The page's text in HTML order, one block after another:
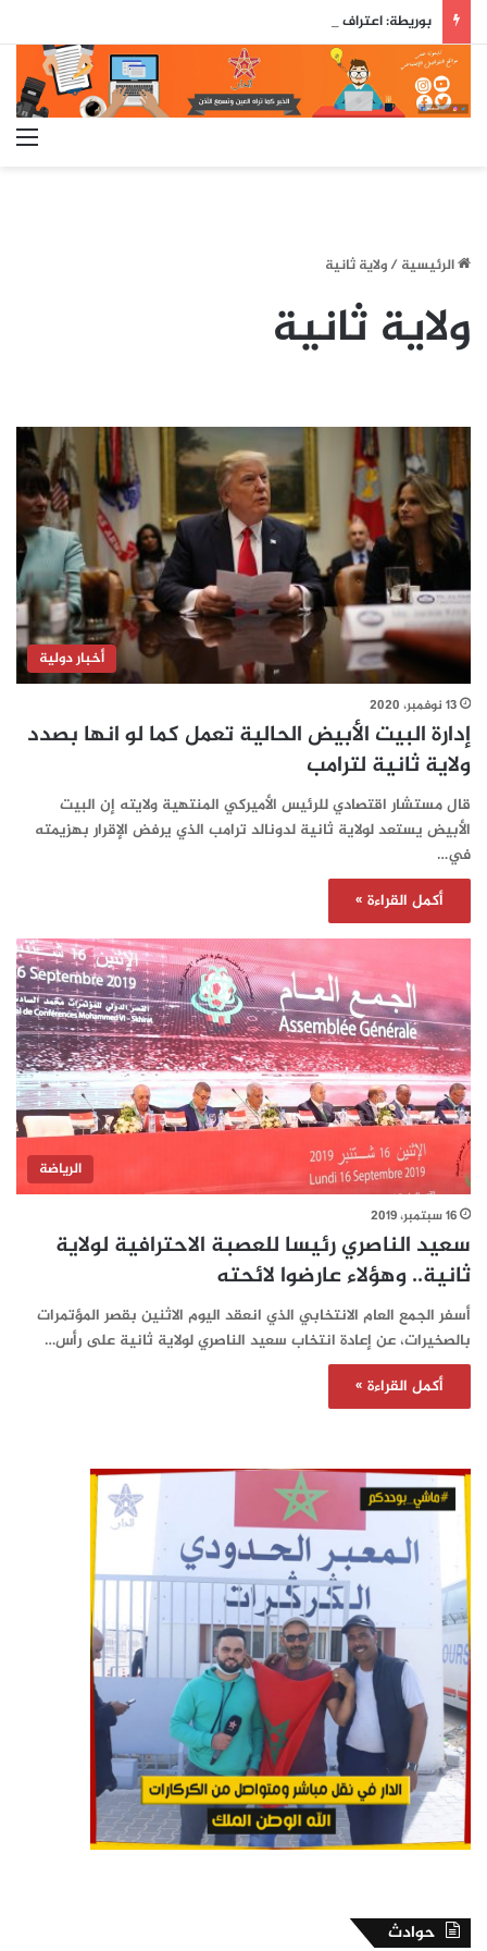
الرئيسية/ولاية ثانية
ولاية ثانية
أخبار دولية
13 نوفمبر، 2020
إدارة البيت الأبيض الحالية تعمل كما لو انها بصدد
ولاية ثانية لترامب
قال مستشار اقتصادي للرئيس الأميركي المنتهية ولايته إن البيت
الأبيض يستعد لولاية ثانية لدونالد ترامب الذي يرفض الإقرار بهزيمته
في…
أكمل القراءة »
الرياضة
16 سبتمبر، 2019
سعيد الناصري رئيسا للعصبة الاحترافية لولاية
ثانية.. وهؤلاء عارضوا لائحته
أسفر الجمع العام الانتخابي الذي انعقد اليوم الاثنين بقصر المؤتمرات
بالصخيرات، عن إعادة انتخاب سعيد الناصري لولاية ثانية على رأس…
أكمل القراءة »
حوادث